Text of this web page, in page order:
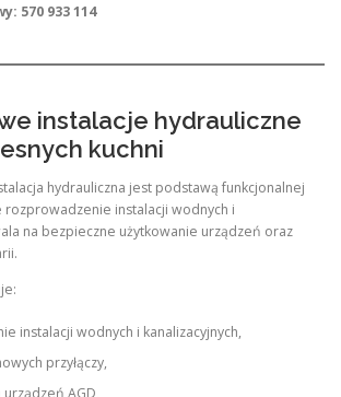
570 933 114
instalacje hydrauliczne
kuchni
hydrauliczna jest podstawą funkcjonalnej
instalacji wodnych i
na bezpieczne użytkowanie urządzeń oraz
instalacji wodnych i kanalizacyjnych,
przyłączy,
urządzeń AGD,